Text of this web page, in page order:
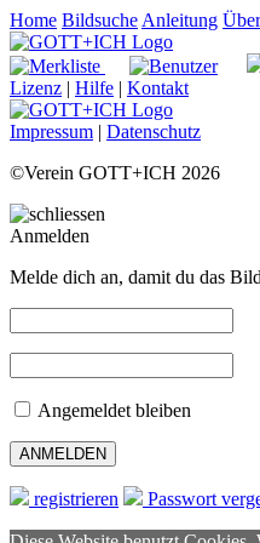
Home Bildsuche Anleitung
Lizenz | Hilfe | Kontakt
Impressum | Datenschutz
©Verein GOTT+ICH 2026
Anmelden
Melde dich an, damit du das
Angemeldet bleiben
registrieren Passwort